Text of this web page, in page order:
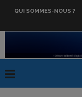
QUI SOMMES-NOUS ?